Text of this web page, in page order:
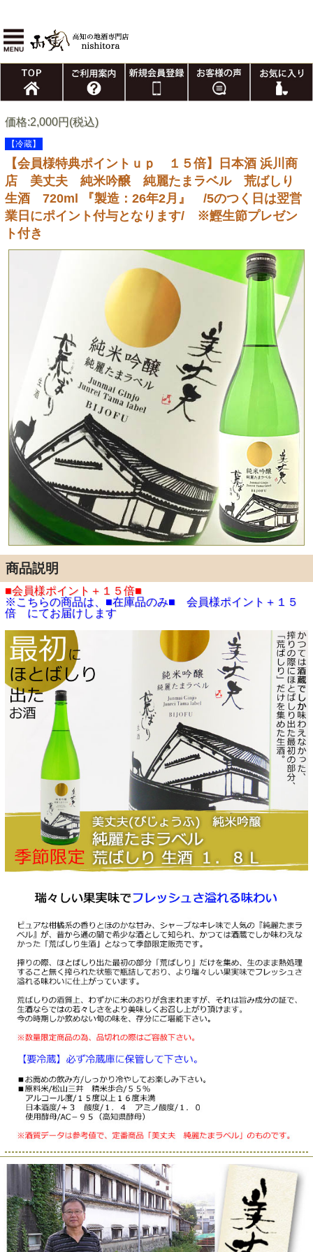
価格:2,000円(税込)
【冷蔵】
【会員様特典ポイントｕｐ １５倍】日本酒 浜川商
店 美丈夫 純米吟醸 純麗たまラベル 荒ばしり
生酒 720ml 『製造：26年2月』 /5のつく日は翌営
業日にポイント付与となります/ ※鰹生節プレゼン
ト付き
商品説明
■会員様ポイント＋１５倍■
※こちらの商品は、■在庫品のみ■ 会員様ポイント＋１５
倍 にてお届けします